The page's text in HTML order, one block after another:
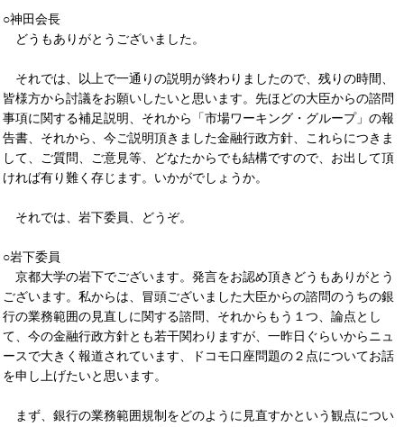
○神田会長
どうもありがとうございました。
それでは、以上で一通りの説明が終わりましたので、残りの時間、
皆様方から討議をお願いしたいと思います。先ほどの大臣からの諮問
事項に関する補足説明、それから「市場ワーキング・グループ」の報
告書、それから、今ご説明頂きました金融行政方針、これらにつきま
して、ご質問、ご意見等、どなたからでも結構ですので、お出して頂
ければ有り難く存じます。いかがでしょうか。
それでは、岩下委員、どうぞ。
○岩下委員
京都大学の岩下でございます。発言をお認め頂きどうもありがとう
ございます。私からは、冒頭ございました大臣からの諮問のうちの銀
行の業務範囲の見直しに関する諮問、それからもう１つ、論点とし
て、今の金融行政方針とも若干関わりますが、一昨日ぐらいからニュ
ースで大きく報道されています、ドコモ口座問題の２点についてお話
を申し上げたいと思います。
まず、銀行の業務範囲規制をどのように見直すかという観点につい